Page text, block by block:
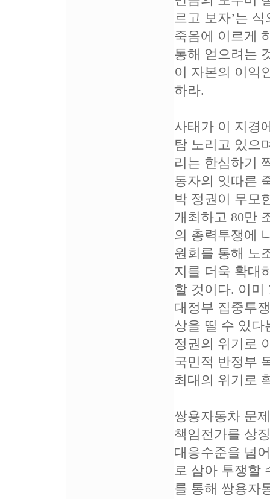
르고 보자’는
죽음에 이르게
통해 얻으려는
이 자본의 이익
하라.
사태가 이 지경
탐 노리고 있으
리는 한심하기
동자의 잇따른
박 정권이 무모
개최하고 80만
의 총력투쟁에
원회를 통해 노
지를 더욱 확대
할 것이다. 이미
대정부 집중투
상을 띨 수 있다
정권의 위기로
국민적 반정부
최대의 위기로
쌍용자동차 문
책임전가를 상
대응수준을 넘
로 삼아 투쟁할
를 통해 쌍용자